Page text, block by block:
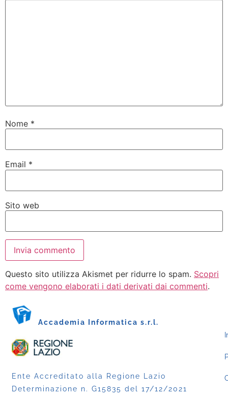
Nome *
Email *
Sito web
Questo sito utilizza Akismet per ridurre lo spam. Scopri
come vengono elaborati i dati derivati dai commenti.
Accademia Informatica s.r.l.
Ente Accreditato alla Regione Lazio
Determinazione n. G15835 del 17/12/2021